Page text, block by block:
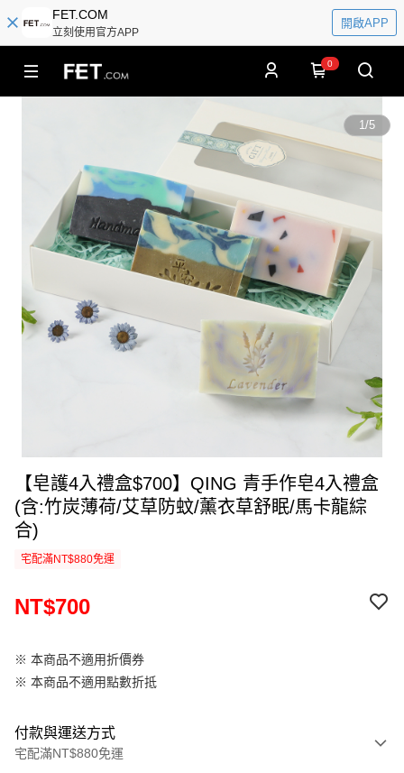
FET.COM
立刻使用官方APP
開啟APP
0
1/5
【皂護4入禮盒$700】QING 青手作皂4入禮盒
(含:竹炭薄荷/艾草防蚊/薰衣草舒眠/馬卡龍綜
合)
宅配滿NT$880免運
NT$700
※ 本商品不適用折價券
※ 本商品不適用點數折抵
付款與運送方式
宅配滿NT$880免運